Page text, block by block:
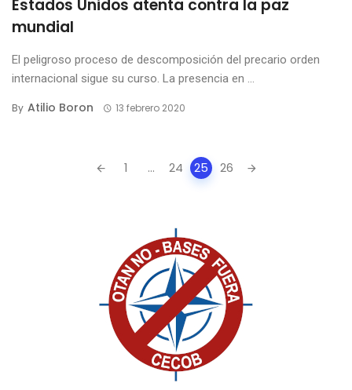
Estados Unidos atenta contra la paz
mundial
El peligroso proceso de descomposición del precario orden
internacional sigue su curso. La presencia en ...
By Atilio Boron 13 febrero 2020
1 ... 24 25 26